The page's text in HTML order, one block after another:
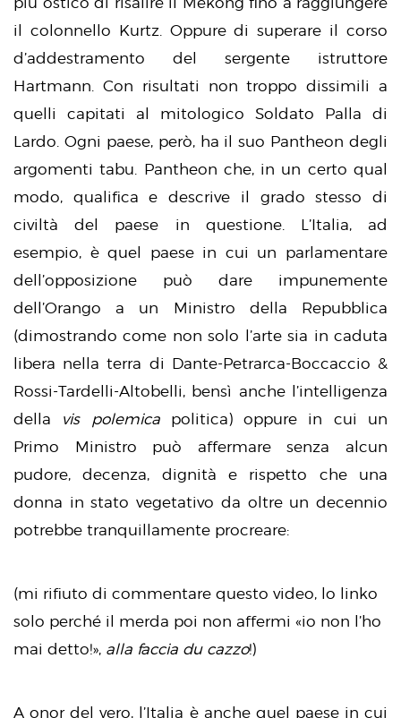
il colonnello Kurtz. Oppure di superare il corso
d’addestramento del sergente istruttore
Hartmann. Con risultati non troppo dissimili a
quelli capitati al mitologico Soldato Palla di
Lardo. Ogni paese, però, ha il suo Pantheon degli
argomenti tabu. Pantheon che, in un certo qual
modo, qualifica e descrive il grado stesso di
civiltà del paese in questione. L’Italia, ad
esempio, è quel paese in cui un parlamentare
dell’opposizione può dare impunemente
dell’Orango a un Ministro della Repubblica
(dimostrando come non solo l’arte sia in caduta
libera nella terra di Dante-Petrarca-Boccaccio &
Rossi-Tardelli-Altobelli, bensì anche l’intelligenza
della vis polemica politica) oppure in cui un
Primo Ministro può affermare senza alcun
pudore, decenza, dignità e rispetto che una
donna in stato vegetativo da oltre un decennio
potrebbe tranquillamente procreare:
(mi rifiuto di commentare questo video, lo linko
solo perché il merda poi non affermi «io non l’ho
mai detto!», alla faccia du cazzo!)
A onor del vero, l’Italia è anche quel paese in cui